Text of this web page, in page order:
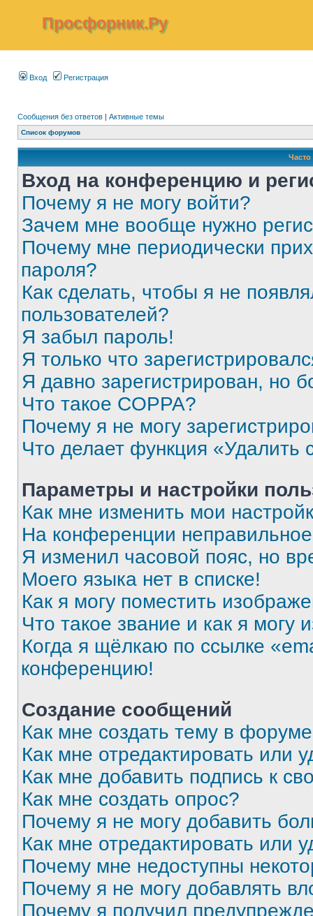
Просфорник.Ру
Вход Регистрация
Сообщения без ответов | Активные темы
Список форумов
Вход на конференцию и
Почему я не могу войти?
Зачем мне вообще нужно
Почему мне периодически
пароля?
Как сделать, чтобы я не
пользователей?
Я забыл пароль!
Я только что
Я давно зарегистрирован, но
Что такое COPPA?
Почему я не могу
Что делает функция «Удалить
Параметры и настройки
Как мне изменить мои
На конференции
Я изменил часовой пояс, но
Моего языка нет в списке!
Как я могу поместить
Что такое звание и как я могу
Когда я щёлкаю по ссылке
конференцию!
Создание сообщений
Как мне создать тему в
Как мне отредактировать или
Как мне добавить подпись к
Как мне создать опрос?
Почему я не могу добавить
Как мне отредактировать или
Почему мне недоступны
Почему я не могу добавлять
Почему я получил